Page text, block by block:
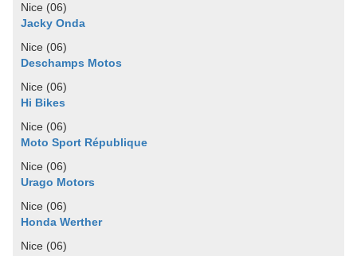
Nice (06)
Jacky Onda
Nice (06)
Deschamps Motos
Nice (06)
Hi Bikes
Nice (06)
Moto Sport République
Nice (06)
Urago Motors
Nice (06)
Honda Werther
Nice (06)